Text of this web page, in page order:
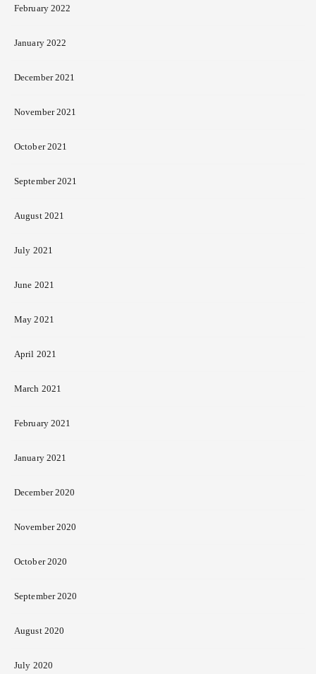
February 2022
January 2022
December 2021
November 2021
October 2021
September 2021
August 2021
July 2021
June 2021
May 2021
April 2021
March 2021
February 2021
January 2021
December 2020
November 2020
October 2020
September 2020
August 2020
July 2020